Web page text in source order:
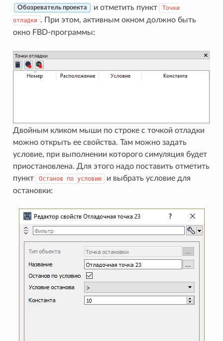
Обозреватель проекта и отметить пункт
Точки
отладки . При этом, активным окном должно быть
окно FBD-программы:
Двойным кликом мыши по строке с точкой отладки
можно открыть ее свойства. Там можно задать
условие, при выполнении которого симуляция будет
приостановлена. Для этого надо поставить отметить
пункт
Останов по условию
и выбрать условие для
остановки: